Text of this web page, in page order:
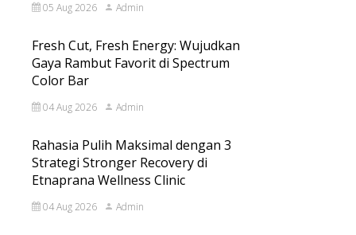
05 Aug 2026 Admin
Fresh Cut, Fresh Energy: Wujudkan
Gaya Rambut Favorit di Spectrum
Color Bar
04 Aug 2026 Admin
Rahasia Pulih Maksimal dengan 3
Strategi Stronger Recovery di
Etnaprana Wellness Clinic
04 Aug 2026 Admin